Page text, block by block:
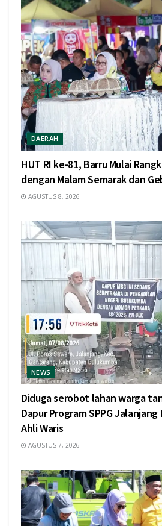
DAERAH
HUT RI ke-81, Barru Mulai
dengan Malam Semarak dan
AGUSTUS 8, 2026
NEWS
Diduga serobot lahan warga
Dapur Program SPPG
Ahli Waris
AGUSTUS 7, 2026